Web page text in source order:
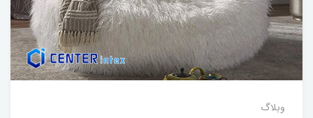
وبلاگ